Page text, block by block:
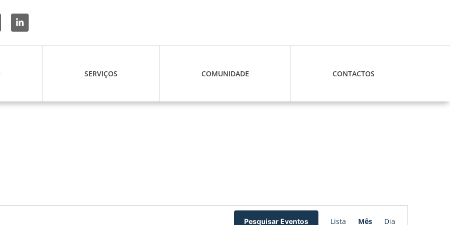
SERVIÇOS COMUNIDADE CONTACTOS
Pesquisar Eventos Lista Mês Dia